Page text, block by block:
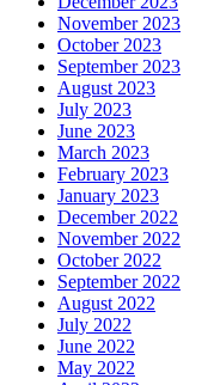
November 2023
October 2023
September 2023
August 2023
July 2023
June 2023
March 2023
February 2023
January 2023
December 2022
November 2022
October 2022
September 2022
August 2022
July 2022
June 2022
May 2022